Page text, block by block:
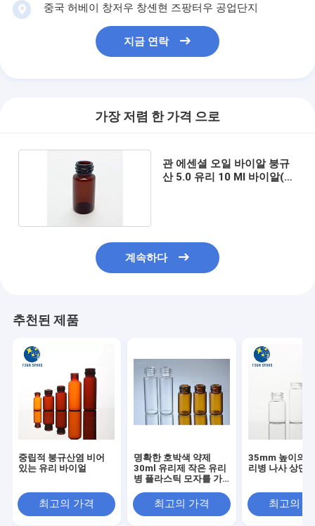
중국 허베이 창저우 창셴현 즈팡터우 공업단지
지금 연락
가장 저렴 한 가격 으로
관 에센셜 오일 바이알 붕규
산 5.0 유리 10 Ml 바이알(캡
계속하다
추천된 제품
중립적 붕규산염 비어
있는 유리 바이얼
최고의 가격
명확한 호박색 약제
30ml 유리제 작은 유리
병 플라스틱 모자를 가
리병
최고의 가격
35mm 높이의
리병 나사 상단
최고의